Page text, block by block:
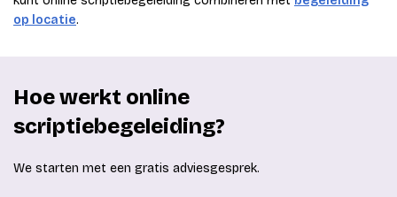
op locatie.
Hoe werkt online
scriptiebegeleiding?
We starten met een gratis adviesgesprek.